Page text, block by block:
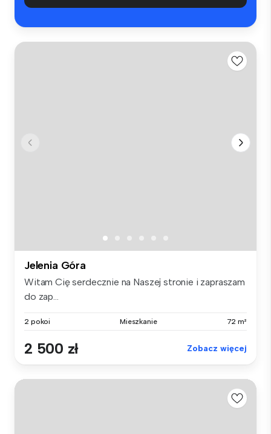
Jelenia Góra
Witam Cię serdecznie na Naszej stronie i zapraszam
do zap...
2 pokoi Mieszkanie 72 m²
2 500 zł Zobacz więcej